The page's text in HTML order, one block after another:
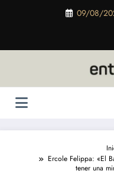
09/08/
Ercole Felippa: «El
tener una